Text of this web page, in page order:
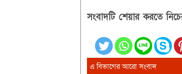
সংবাদটি শেয়ার করতে
এ বিভাগের আরো সংবাদ